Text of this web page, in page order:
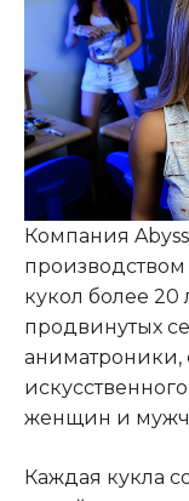
Компания
кукол более 20
продвинутых
аниматроники,
женщин и
Каждая кукла